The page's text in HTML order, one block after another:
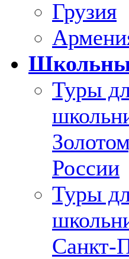
Грузия
Туры
России
Туры
Санкт-